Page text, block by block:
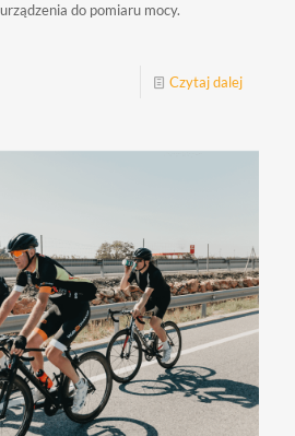
do pomiaru mocy.
Czytaj dalej